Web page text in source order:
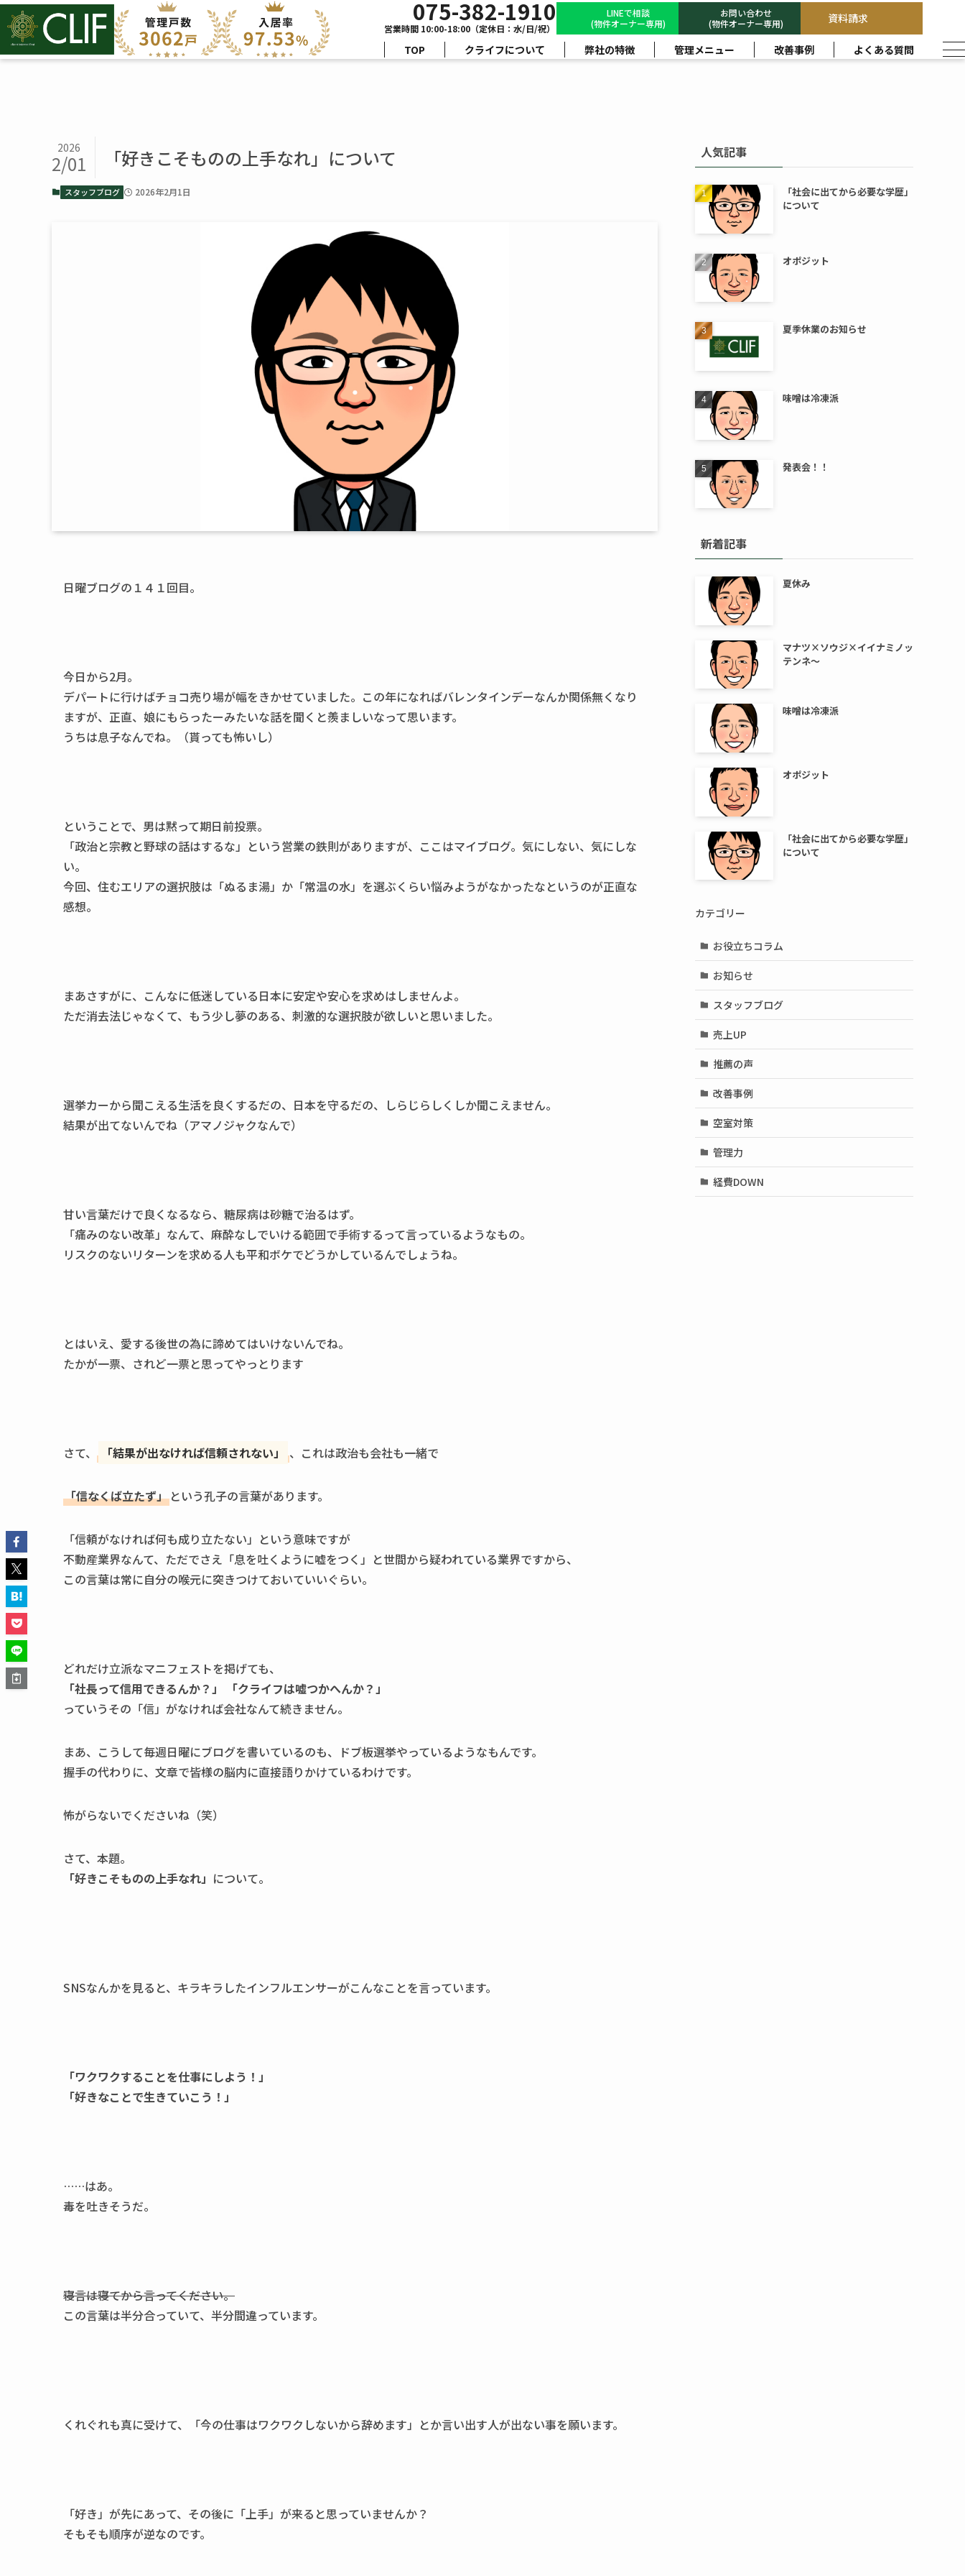
075-382-1910
営業時間 10:00-18:00（定休日：水/日/祝）
LINEで相談
(物件オーナー専用)
お問い合わせ
(物件オーナー専用)
資料請求
TOP クライフについて 弊社の特徴 管理メニュー 改善事例 よくある質問
「好きこそものの上手なれ」について
2026
2/01
スタッフブログ 2026年2月1日
日曜ブログの１４１回目。
今日から2月。
デパートに行けばチョコ売り場が幅をきかせていました。この年になればバレンタインデーなんか関係無くなり
ますが、正直、娘にもらったーみたいな話を聞くと羨ましいなって思います。
うちは息子なんでね。（貰っても怖いし）
ということで、男は黙って期日前投票。
「政治と宗教と野球の話はするな」という営業の鉄則がありますが、ここはマイブログ。気にしない、気にしな
い。
今回、住むエリアの選択肢は「ぬるま湯」か「常温の水」を選ぶくらい悩みようがなかったなというのが正直な
感想。
まあさすがに、こんなに低迷している日本に安定や安心を求めはしませんよ。
ただ消去法じゃなくて、もう少し夢のある、刺激的な選択肢が欲しいと思いました。
選挙カーから聞こえる生活を良くするだの、日本を守るだの、しらじらしくしか聞こえません。
結果が出てないんでね（アマノジャクなんで）
甘い言葉だけで良くなるなら、糖尿病は砂糖で治るはず。
「痛みのない改革」なんて、麻酔なしでいける範囲で手術するって言っているようなもの。
リスクのないリターンを求める人も平和ボケでどうかしているんでしょうね。
とはいえ、愛する後世の為に諦めてはいけないんでね。
たかが一票、されど一票と思ってやっとります
さて、 「結果が出なければ信頼されない」 、これは政治も会社も一緒で
「信なくば立たず」 という孔子の言葉があります。
「信頼がなければ何も成り立たない」という意味ですが
不動産業界なんて、ただでさえ「息を吐くように嘘をつく」と世間から疑われている業界ですから、
この言葉は常に自分の喉元に突きつけておいていいぐらい。
どれだけ立派なマニフェストを掲げても、
「社長って信用できるんか？」 「クライフは嘘つかへんか？」
っていうその「信」がなければ会社なんて続きません。
まあ、こうして毎週日曜にブログを書いているのも、ドブ板選挙やっているようなもんです。
握手の代わりに、文章で皆様の脳内に直接語りかけているわけです。
怖がらないでくださいね（笑）
さて、本題。
「好きこそものの上手なれ」 について。
SNSなんかを見ると、キラキラしたインフルエンサーがこんなことを言っています。
「ワクワクすることを仕事にしよう！」
「好きなことで生きていこう！」
……はあ。
毒を吐きそうだ。
寝言は寝てから言ってください。
この言葉は半分合っていて、半分間違っています。
くれぐれも真に受けて、「今の仕事はワクワクしないから辞めます」とか言い出す人が出ない事を願います。
「好き」が先にあって、その後に「上手」が来ると思っていませんか？
そもそも順序が逆なのです。
人気記事
「社会に出てから必要な学歴」
について
オポジット
夏季休業のお知らせ
味噌は冷凍派
発表会！！
新着記事
夏休み
マナツ×ソウジ×イイナミノッ
テンネ～
味噌は冷凍派
オポジット
「社会に出てから必要な学歴」
について
カテゴリー
お役立ちコラム
お知らせ
スタッフブログ
売上UP
推薦の声
改善事例
空室対策
管理力
経費DOWN